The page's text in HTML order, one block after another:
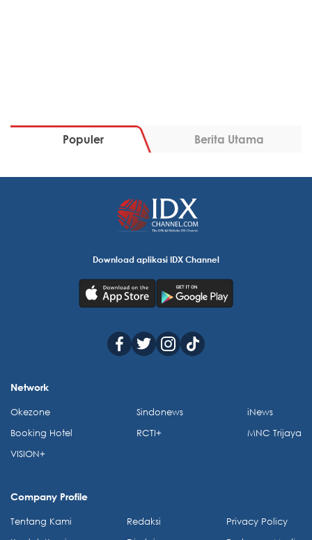
Populer Berita Utama
Download aplikasi IDX Channel
Network
Okezone
Booking Hotel
VISION+
Sindonews
RCTI+
iNews
MNC Trijaya
Company Profile
Tentang Kami
Redaksi
Privacy Policy